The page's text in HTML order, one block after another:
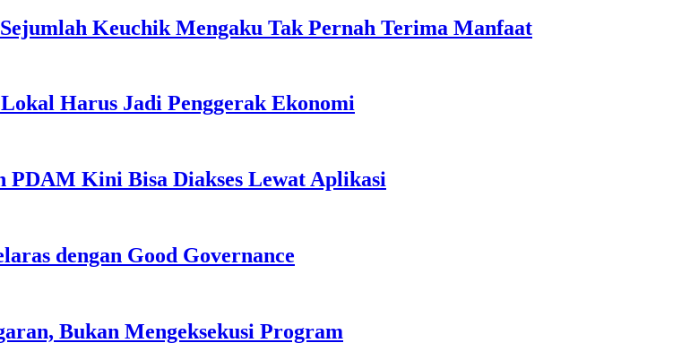
Keuchik Mengaku Tak Pernah Terima Manfaat
Harus Jadi Penggerak Ekonomi
Kini Bisa Diakses Lewat Aplikasi
dengan Good Governance
Bukan Mengeksekusi Program